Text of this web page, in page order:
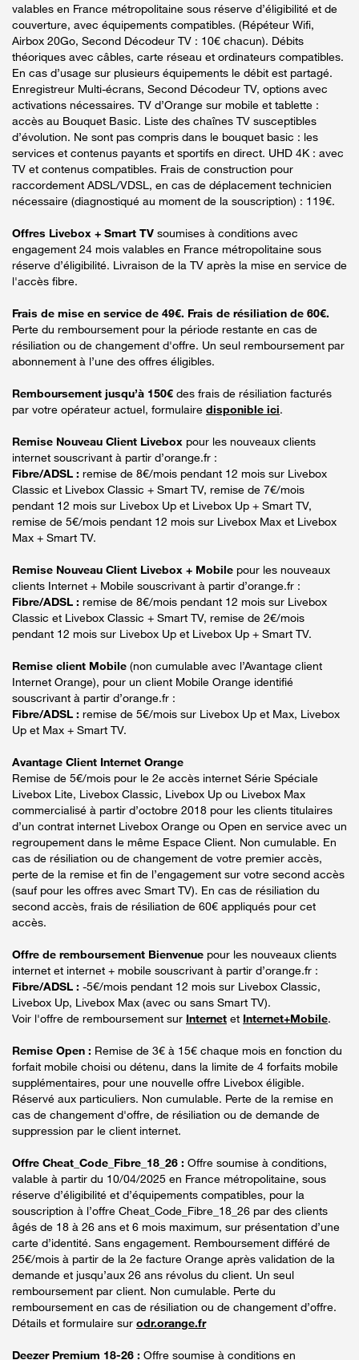
valables en France métropolitaine sous réserve d’éligibilité et de
couverture, avec équipements compatibles. (Répéteur Wifi,
Airbox 20Go, Second Décodeur TV : 10€ chacun). Débits
théoriques avec câbles, carte réseau et ordinateurs compatibles.
En cas d’usage sur plusieurs équipements le débit est partagé.
Enregistreur Multi-écrans, Second Décodeur TV, options avec
activations nécessaires. TV d’Orange sur mobile et tablette :
accès au Bouquet Basic. Liste des chaînes TV susceptibles
d’évolution. Ne sont pas compris dans le bouquet basic : les
services et contenus payants et sportifs en direct. UHD 4K : avec
TV et contenus compatibles. Frais de construction pour
raccordement ADSL/VDSL, en cas de déplacement technicien
nécessaire (diagnostiqué au moment de la souscription) : 119€.
Offres Livebox + Smart TV soumises à conditions avec
engagement 24 mois valables en France métropolitaine sous
réserve d’éligibilité. Livraison de la TV après la mise en service de
l'accès fibre.
Frais de mise en service de 49€. Frais de résiliation de 60€.
Perte du remboursement pour la période restante en cas de
résiliation ou de changement d'offre. Un seul remboursement par
abonnement à l’une des offres éligibles.
Remboursement jusqu’à 150€ des frais de résiliation facturés
par votre opérateur actuel, formulaire disponible ici.
Remise Nouveau Client Livebox pour les nouveaux clients
internet souscrivant à partir d’orange.fr :
Fibre/ADSL : remise de 8€/mois pendant 12 mois sur Livebox
Classic et Livebox Classic + Smart TV, remise de 7€/mois
pendant 12 mois sur Livebox Up et Livebox Up + Smart TV,
remise de 5€/mois pendant 12 mois sur Livebox Max et Livebox
Max + Smart TV.
Remise Nouveau Client Livebox + Mobile pour les nouveaux
clients Internet + Mobile souscrivant à partir d’orange.fr :
Fibre/ADSL : remise de 8€/mois pendant 12 mois sur Livebox
Classic et Livebox Classic + Smart TV, remise de 2€/mois
pendant 12 mois sur Livebox Up et Livebox Up + Smart TV.
Remise client Mobile (non cumulable avec l’Avantage client
Internet Orange), pour un client Mobile Orange identifié
souscrivant à partir d’orange.fr :
Fibre/ADSL : remise de 5€/mois sur Livebox Up et Max, Livebox
Up et Max + Smart TV.
Avantage Client Internet Orange
Remise de 5€/mois pour le 2e accès internet Série Spéciale
Livebox Lite, Livebox Classic, Livebox Up ou Livebox Max
commercialisé à partir d’octobre 2018 pour les clients titulaires
d’un contrat internet Livebox Orange ou Open en service avec un
regroupement dans le même Espace Client. Non cumulable. En
cas de résiliation ou de changement de votre premier accès,
perte de la remise et fin de l’engagement sur votre second accès
(sauf pour les offres avec Smart TV). En cas de résiliation du
second accès, frais de résiliation de 60€ appliqués pour cet
accès.
Offre de remboursement Bienvenue pour les nouveaux clients
internet et internet + mobile souscrivant à partir d’orange.fr :
Fibre/ADSL : -5€/mois pendant 12 mois sur Livebox Classic,
Livebox Up, Livebox Max (avec ou sans Smart TV).
Voir l'offre de remboursement sur Internet et Internet+Mobile.
Remise Open : Remise de 3€ à 15€ chaque mois en fonction du
forfait mobile choisi ou détenu, dans la limite de 4 forfaits mobile
supplémentaires, pour une nouvelle offre Livebox éligible.
Réservé aux particuliers. Non cumulable. Perte de la remise en
cas de changement d'offre, de résiliation ou de demande de
suppression par le client internet.
Offre Cheat_Code_Fibre_18_26 : Offre soumise à conditions,
valable à partir du 10/04/2025 en France métropolitaine, sous
réserve d’éligibilité et d’équipements compatibles, pour la
souscription à l’offre Cheat_Code_Fibre_18_26 par des clients
âgés de 18 à 26 ans et 6 mois maximum, sur présentation d’une
carte d’identité. Sans engagement. Remboursement différé de
25€/mois à partir de la 2e facture Orange après validation de la
demande et jusqu’aux 26 ans révolus du client. Un seul
remboursement par client. Non cumulable. Perte du
remboursement en cas de résiliation ou de changement d’offre.
Détails et formulaire sur odr.orange.fr
Deezer Premium 18-26 : Offre soumise à conditions en